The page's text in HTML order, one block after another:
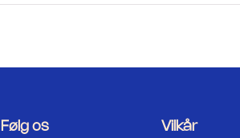
Følg os Vilkår